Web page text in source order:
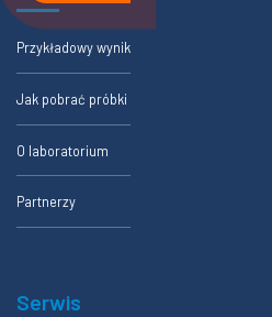
Przykładowy wynik
Jak pobrać próbki
O laboratorium
Partnerzy
Serwis